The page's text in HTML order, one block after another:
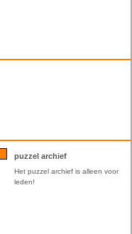
puzzel archief
Het puzzel archief is alleen voor
leden!